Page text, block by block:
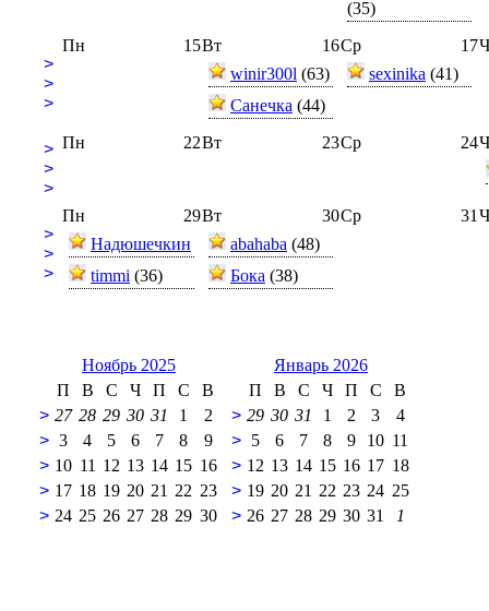
(35)
>
>
>
15
Пн 16
Вт
winir300l (63)
Санечка (44)
17
Ср
sexinika (41)
>
>
>
22
Пн 23
Вт 24
Ср
>
>
>
29
Пн
Надюшечкин
timmi (36)
30
Вт
abahaba (48)
Бока (38)
31
Ср
Ноябрь 2025
П
В С Ч П С
В
> 27 28 29 30 31 1
2
> 3 4 5 6 7 8
9
> 10 11 12 13 14 15 16
> 17 18 19 20 21 22 23
> 24 25 26 27 28 29 30
Январь 2026
П
В С Ч П С
В
> 29 30 31 1 2 3
4
> 5 6 7 8 9 10 11
> 12 13 14 15 16 17 18
> 19 20 21 22 23 24 25
> 26 27 28 29 30 31 1